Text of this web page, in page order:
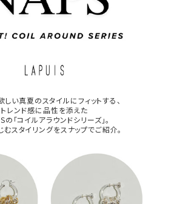
い真夏のスタイルにフィットする、
トレンド感に品性を添えた
の「コイルアラウンドシリーズ」。
スタイリングをスナップでご紹介。